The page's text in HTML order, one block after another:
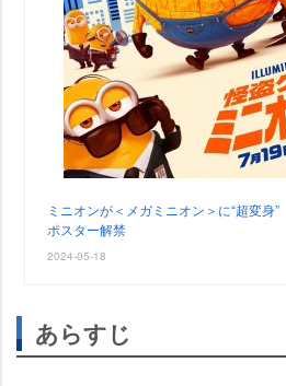
ミニオンが＜メガミニオン＞に“超変
ポスター解禁
2024-05-18
あらすじ